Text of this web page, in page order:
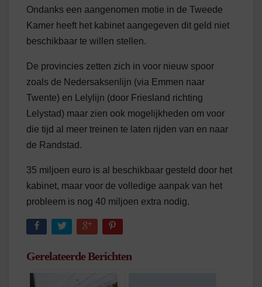
Ondanks een aangenomen motie in de Tweede
Kamer heeft het kabinet aangegeven dit geld niet
beschikbaar te willen stellen.
De provincies zetten zich in voor nieuw spoor
zoals de Nedersaksenlijn (via Emmen naar
Twente) en Lelylijn (door Friesland richting
Lelystad) maar zien ook mogelijkheden om voor
die tijd al meer treinen te laten rijden van en naar
de Randstad.
35 miljoen euro is al beschikbaar gesteld door het
kabinet, maar voor de volledige aanpak van het
probleem is nog 40 miljoen extra nodig.
Gerelateerde Berichten